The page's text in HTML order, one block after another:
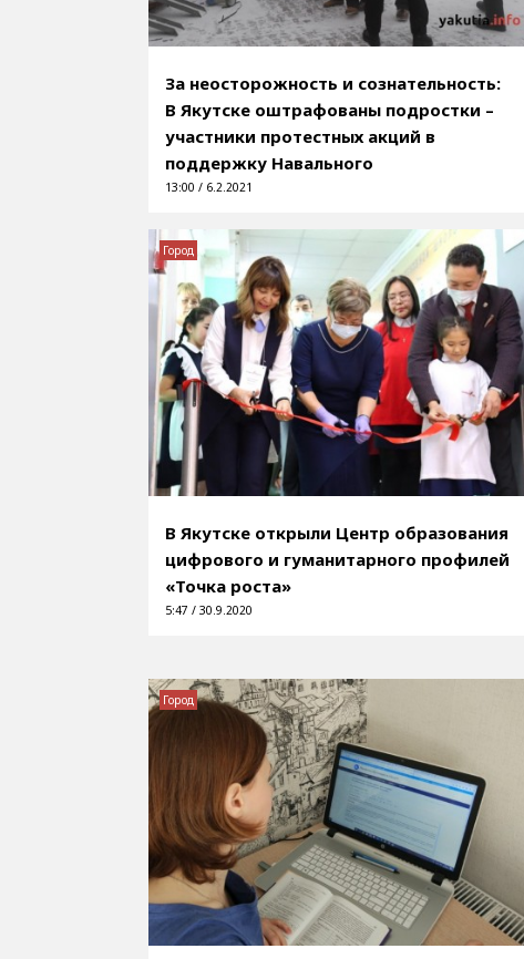
За неосторожность и сознательность:
В Якутске оштрафованы подростки –
участники протестных акций в
поддержку Навального
13:00 / 6.2.2021
В Якутске открыли Центр образования
цифрового и гуманитарного профилей
«Точка роста»
5:47 / 30.9.2020
Город
Город